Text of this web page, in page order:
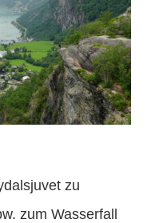
zu
zum Wasserfall